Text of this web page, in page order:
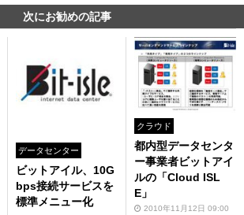
次にお勧めの記事
データセンター
ビットアイル、10G
bps接続サービスを
標準メニュー化
クラウド
都内型データセンタ
ー事業者ビットアイ
ルの「Cloud ISL
E」
2010年11月12日 09:00